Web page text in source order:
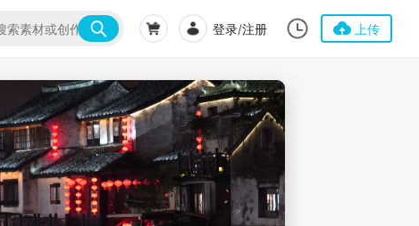
登录/注册 上传